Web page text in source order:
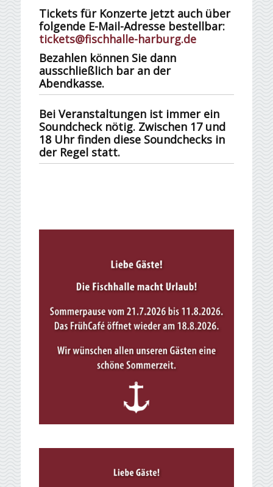
Tickets für Konzerte jetzt auch über
folgende E-Mail-Adresse bestellbar:
tickets@fischhalle-harburg.de
Bezahlen können Sie dann
ausschließlich bar an der
Abendkasse.
Bei Veranstaltungen ist immer ein
Soundcheck nötig. Zwischen 17 und
18 Uhr finden diese Soundchecks in
der Regel statt.